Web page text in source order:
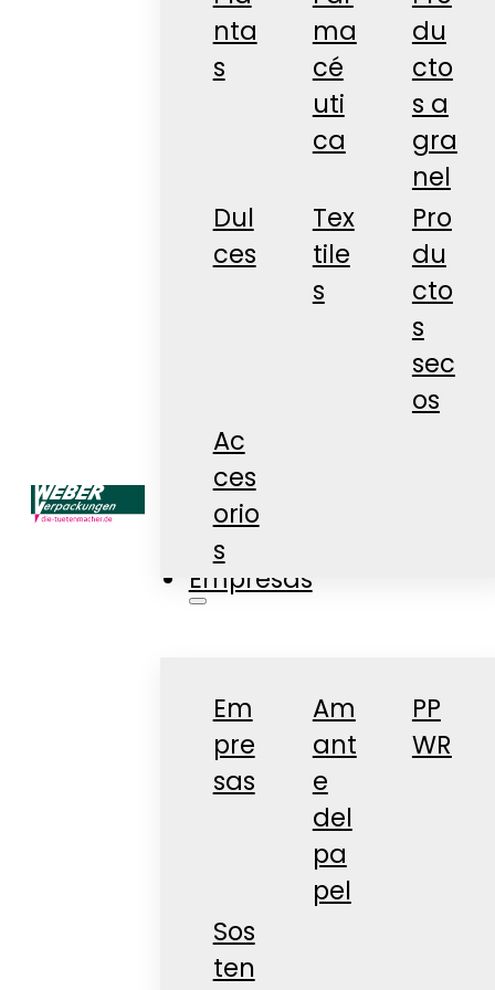
nta
s
ma
cé
uti
ca
du
cto
s a
gra
nel
Dul
ces
Tex
tile
s
Pro
du
cto
s
sec
os
Ac
ces
orio
s
Tienda
Empresas
Em
pre
sas
Am
ant
e
del
pa
pel
PP
WR
Sos
ten